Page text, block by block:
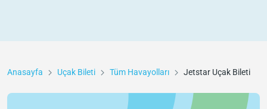
Anasayfa Uçak Bileti Tüm Havayolları Jetstar Uçak Bileti